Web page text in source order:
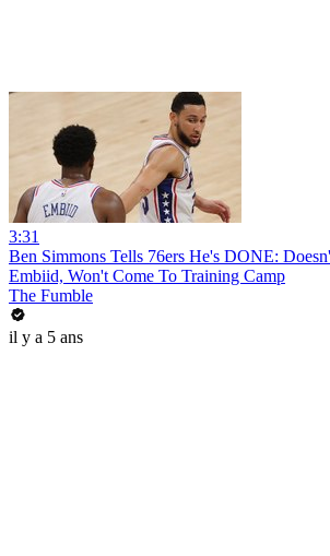
3:31
Ben Simmons Tells 76ers He's DONE:
Embiid, Won't Come To Training Camp
The Fumble
il y a 5 ans